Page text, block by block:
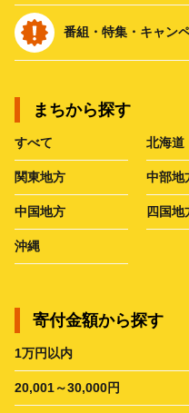
番組・特集・キャン
まちから探す
すべて 北海道
関東地方 中部地
中国地方 四国地
沖縄
寄付金額から探す
1万円以内
20,001～30,000円